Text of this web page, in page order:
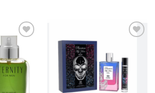
AÑADIR
LISTA
DE
LISTA
DE
DESEOS